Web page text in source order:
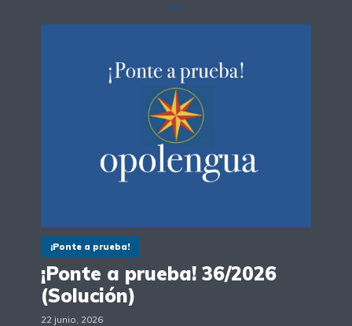
¡Ponte a prueba!
¡Ponte a prueba! 36/2026
(Solución)
22 junio, 2026